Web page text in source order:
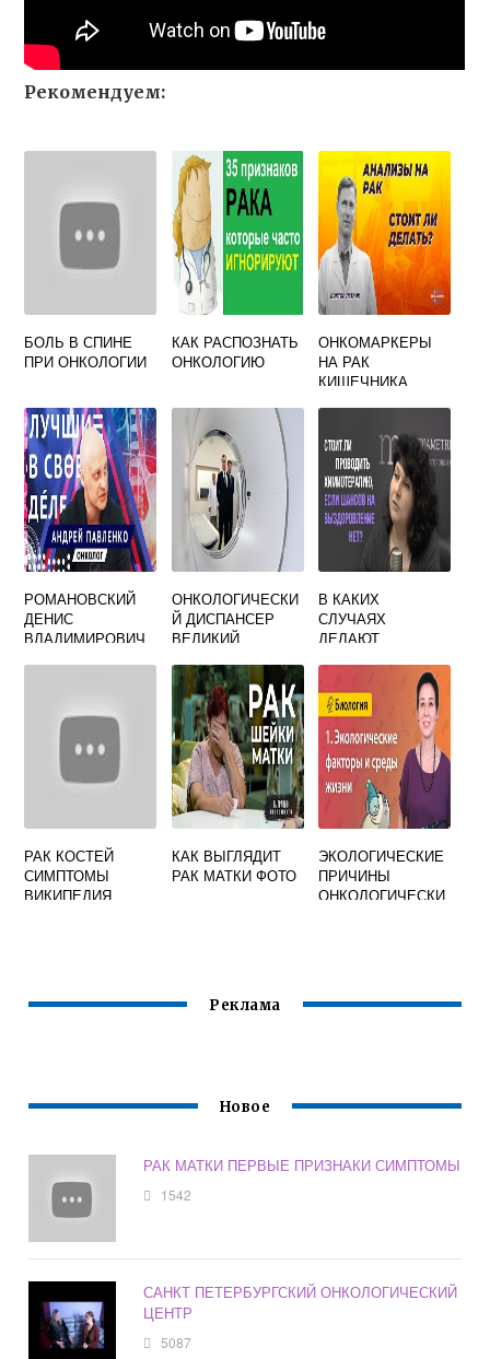
Рекомендуем:
БОЛЬ В СПИНЕ
ПРИ ОНКОЛОГИИ
КАК РАСПОЗНАТЬ
ОНКОЛОГИЮ
ОНКОМАРКЕРЫ
НА РАК
КИШЕЧНИКА
РОМАНОВСКИЙ
ДЕНИС
ВЛАДИМИРОВИЧ
ОНКОЛОГИЧЕСКИ
Й ДИСПАНСЕР
ВЕЛИКИЙ
ЗАПИСЬ НА
ПРИЕМ
В КАКИХ
СЛУЧАЯХ
ДЕЛАЮТ
РАК КОСТЕЙ
СИМПТОМЫ
ВИКИПЕДИЯ
КАК ВЫГЛЯДИТ
РАК МАТКИ ФОТО
ЭКОЛОГИЧЕСКИЕ
ПРИЧИНЫ
ОНКОЛОГИЧЕСКИ
Реклама
Новое
РАК МАТКИ ПЕРВЫЕ ПРИЗНАКИ СИМПТОМЫ
1542
САНКТ ПЕТЕРБУРГСКИЙ ОНКОЛОГИЧЕСКИЙ
ЦЕНТР
5087